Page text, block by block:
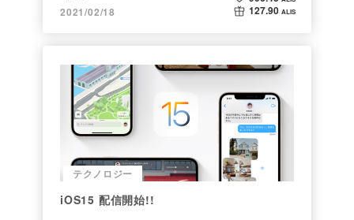
2021/02/18
127.90 ALIS
テクノロジー
iOS15 配信開始!!